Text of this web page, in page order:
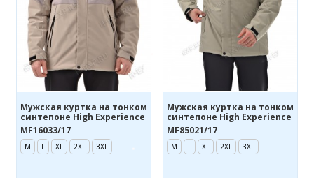
Мужская куртка на тонком
синтепоне High Experience
MF16033/17
M L XL 2XL 3XL
Мужская куртка на тонком
синтепоне High Experience
MF85021/17
M L XL 2XL 3XL